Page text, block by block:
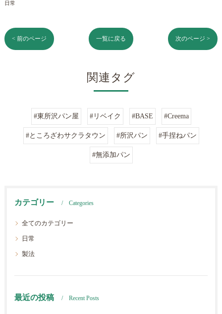
日常
< 前のページ 一覧に戻る 次のページ >
関連タグ
#東所沢パン屋 #リベイク #BASE #Creema
#ところざわサクラタウン #所沢パン #手捏ねパン
#無添加パン
カテゴリー Categories
全てのカテゴリー
日常
製法
最近の投稿 Recent Posts